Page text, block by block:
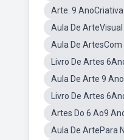
Arte. 9 AnoCriativa
Aula De
Aula De
Livro De Artes
Aula De Arte 9
Livro De Artes
Artes Do 6 Ao9
Aula De ArtePara